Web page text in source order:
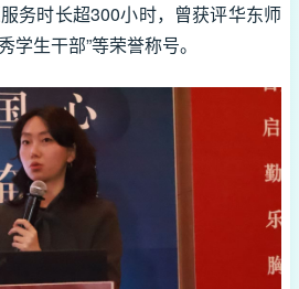
务时长超300小时，曾获评华东师
学生干部”等荣誉称号。